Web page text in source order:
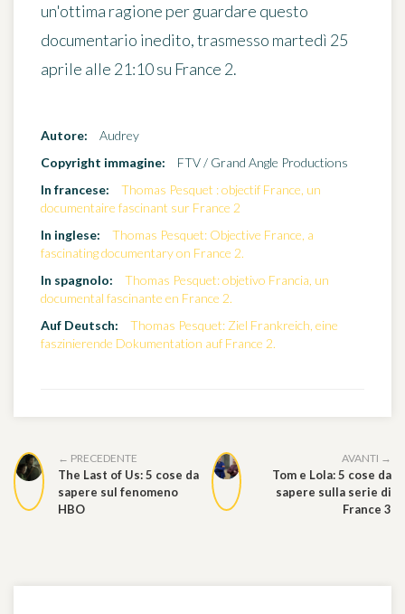
un'ottima ragione per guardare questo
documentario inedito, trasmesso martedì 25
aprile alle 21:10 su France 2.
Autore:
Audrey
Copyright immagine:
FTV / Grand Angle Productions
In francese:
Thomas Pesquet : objectif France, un
documentaire fascinant sur France 2
In inglese:
Thomas Pesquet: Objective France, a
fascinating documentary on France 2.
In spagnolo:
Thomas Pesquet: objetivo Francia, un
documental fascinante en France 2.
Auf Deutsch:
Thomas Pesquet: Ziel Frankreich, eine
faszinierende Dokumentation auf France 2.
← PRECEDENTE
The Last of Us: 5 cose da
sapere sul fenomeno
HBO
AVANTI →
Tom e Lola: 5 cose da
sapere sulla serie di
France 3